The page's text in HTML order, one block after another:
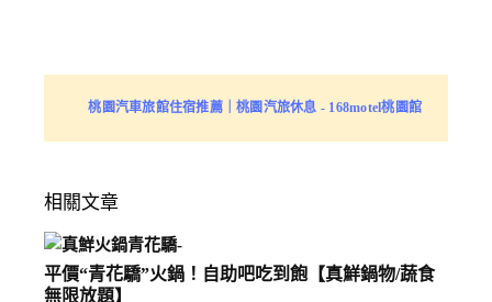
桃園汽車旅館住宿推薦｜桃園汽旅休息 - 168motel桃園館
相關文章
平價“青花驕”火鍋！自助吧吃到飽【真鮮鍋物/蔬食
無限放題】